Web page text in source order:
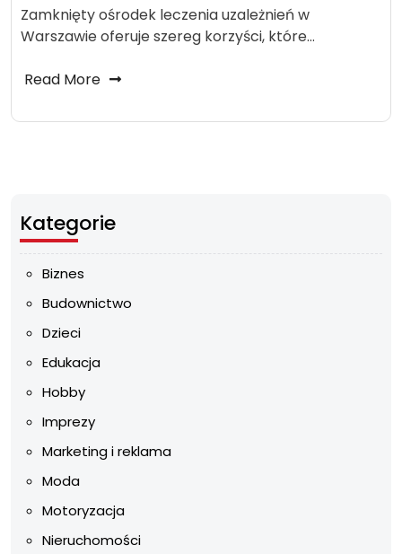
Zamknięty ośrodek leczenia uzależnień w
Warszawie oferuje szereg korzyści, które…
Read More
Kategorie
Biznes
Budownictwo
Dzieci
Edukacja
Hobby
Imprezy
Marketing i reklama
Moda
Motoryzacja
Nieruchomości